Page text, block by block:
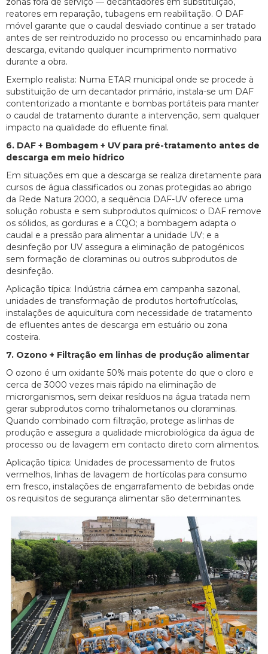
reatores em reparação, tubagens em reabilitação. O DAF
móvel garante que o caudal desviado continue a ser tratado
antes de ser reintroduzido no processo ou encaminhado para
descarga, evitando qualquer incumprimento normativo
durante a obra.
Exemplo realista: Numa ETAR municipal onde se procede à
substituição de um decantador primário, instala-se um DAF
contentorizado a montante e bombas portáteis para manter
o caudal de tratamento durante a intervenção, sem qualquer
impacto na qualidade do efluente final.
6. DAF + Bombagem + UV para pré-tratamento antes de
descarga em meio hídrico
Em situações em que a descarga se realiza diretamente para
cursos de água classificados ou zonas protegidas ao abrigo
da Rede Natura 2000, a sequência DAF-UV oferece uma
solução robusta e sem subprodutos químicos: o DAF remove
os sólidos, as gorduras e a CQO; a bombagem adapta o
caudal e a pressão para alimentar a unidade UV; e a
desinfeção por UV assegura a eliminação de patogénicos
sem formação de cloraminas ou outros subprodutos de
desinfeção.
Aplicação típica: Indústria cárnea em campanha sazonal,
unidades de transformação de produtos hortofrutícolas,
instalações de aquicultura com necessidade de tratamento
de efluentes antes de descarga em estuário ou zona
costeira.
7. Ozono + Filtração em linhas de produção alimentar
O ozono é um oxidante 50% mais potente do que o cloro e
cerca de 3000 vezes mais rápido na eliminação de
microrganismos, sem deixar resíduos na água tratada nem
gerar subprodutos como trihalometanos ou cloraminas.
Quando combinado com filtração, protege as linhas de
produção e assegura a qualidade microbiológica da água de
processo ou de lavagem em contacto direto com alimentos.
Aplicação típica: Unidades de processamento de frutos
vermelhos, linhas de lavagem de hortícolas para consumo
em fresco, instalações de engarrafamento de bebidas onde
os requisitos de segurança alimentar são determinantes.